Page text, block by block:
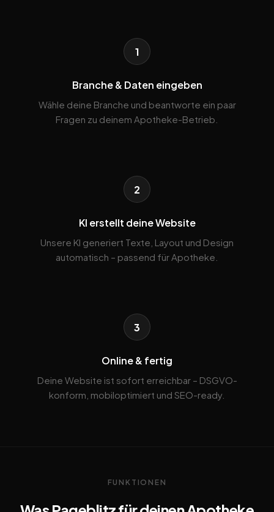
1
Branche & Daten eingeben
Wähle deine Branche und beantworte ein paar
Fragen zu deinem Apotheke-Betrieb.
2
KI erstellt deine Website
Unsere KI generiert Texte, Layout und Design
automatisch – passend für Apotheke.
3
Online & fertig
Deine Website ist sofort erreichbar – DSGVO-
konform, mobiloptimiert und SEO-ready.
FUNKTIONEN